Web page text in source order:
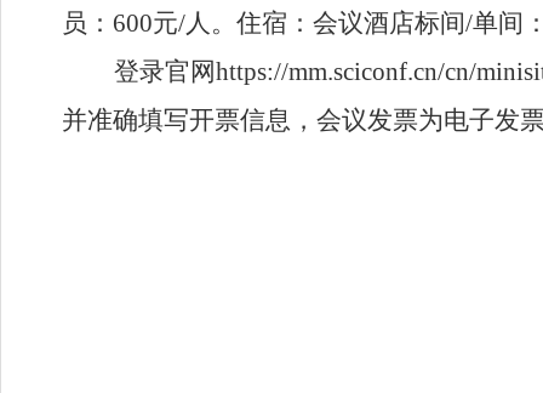
员： 600元/人。住宿：会议酒店标间/单间
登录官网https://mm.sciconf.cn/cn/
并准确填写开票信息，会议发票为电子发